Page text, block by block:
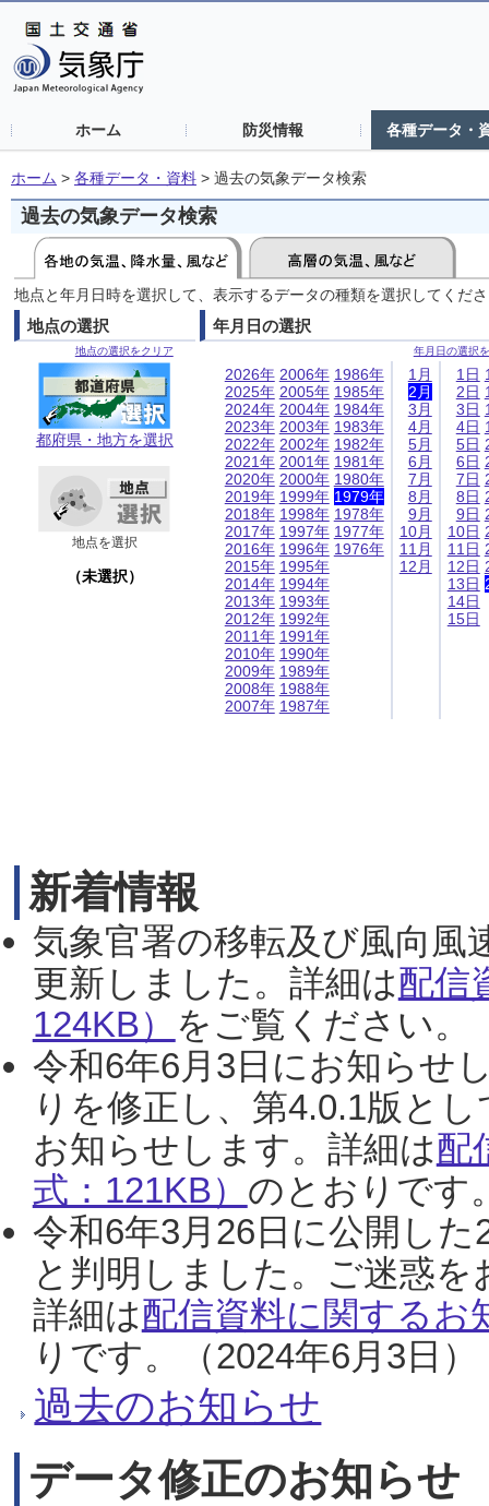
ホーム 防災情報 各種データ・
ホーム > 各種データ・資料 > 過去の気象データ検索
過去の気象データ検索
地点と年月日時を選択して、表示するデータの種類を選択してくだ
地点の選択
地点の選択をクリア
都府県・地方を選択
地点を選択
（未選択）
年月日の選択
年月日の選択
2026年
2025年
2024年
2023年
2022年
2021年
2020年
2019年
2018年
2017年
2016年
2015年
2014年
2013年
2012年
2011年
2010年
2009年
2008年
2007年
2006年
2005年
2004年
2003年
2002年
2001年
2000年
1999年
1998年
1997年
1996年
1995年
1994年
1993年
1992年
1991年
1990年
1989年
1988年
1987年
1986年
1985年
1984年
1983年
1982年
1981年
1980年
1979年
1978年
1977年
1976年
1月
2月
3月
4月
5月
6月
7月
8月
9月
10月
11月
12月
1日
2日
3日
4日
5日
6日
7日
8日
9日
10日
11日
12日
13日
14日
15日
新着情報
気象官署の移転及び風向風
更新しました。詳細は配信
124KB） をご覧ください。
令和6年6月3日にお知らせ
りを修正し、第4.0.1版と
お知らせします。詳細は配
式：121KB） のとおりです
令和6年3月26日に公開し
と判明しました。ご迷惑
詳細は配信資料に関するお
りです。（2024年6月3日）
過去のお知らせ
データ修正のお知らせ